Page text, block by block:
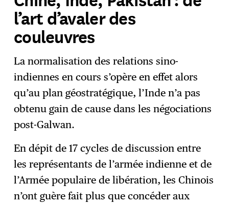
l’art d’avaler des
couleuvres
La normalisation des relations sino-
indiennes en cours s’opère en effet alors
qu’au plan géostratégique, l’Inde n’a pas
obtenu gain de cause dans les négociations
post-Galwan.
En dépit de 17 cycles de discussion entre
les représentants de l’armée indienne et de
l’Armée populaire de libération, les Chinois
n’ont guère fait plus que concéder aux